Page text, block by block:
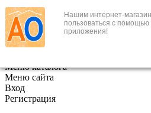
Нашим интернет-
пользоваться с помощью
приложения!
+7 (495) 646-888-1
В корзине
Меню каталога
Меню сайта
Вход
Регистрация